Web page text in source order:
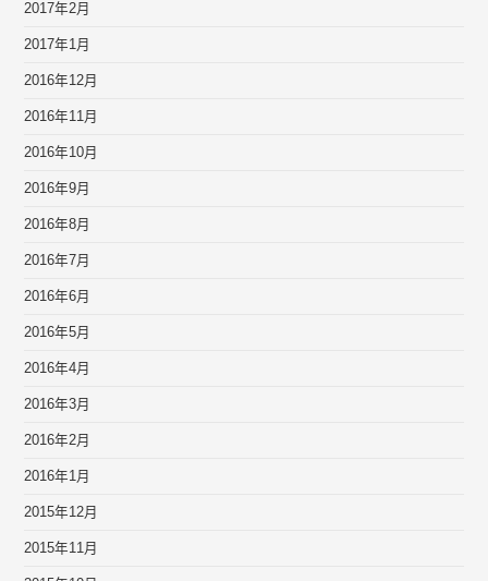
2017年2月
2017年1月
2016年12月
2016年11月
2016年10月
2016年9月
2016年8月
2016年7月
2016年6月
2016年5月
2016年4月
2016年3月
2016年2月
2016年1月
2015年12月
2015年11月